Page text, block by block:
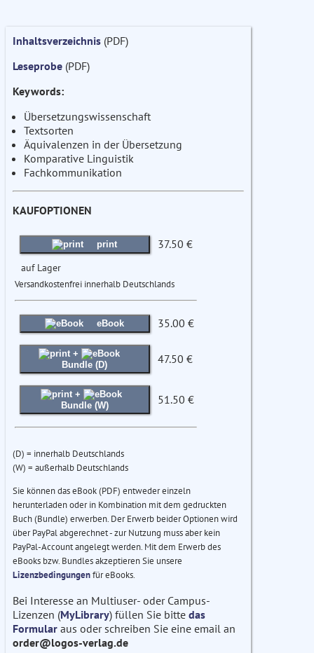
Inhaltsverzeichnis (PDF)
Leseprobe (PDF)
Keywords:
Übersetzungswissenschaft
Textsorten
Äquivalenzen in der Übersetzung
Komparative Linguistik
Fachkommunikation
KAUFOPTIONEN
print 37.50 €
auf Lager
Versandkostenfrei innerhalb Deutschlands
eBook 35.00 €
+
Bundle (D)
47.50 €
+
Bundle (W)
51.50 €
(D) = innerhalb Deutschlands
(W) = außerhalb Deutschlands
Sie können das eBook (PDF) entweder einzeln
herunterladen oder in Kombination mit dem gedruckten
Buch (Bundle) erwerben. Der Erwerb beider Optionen wird
über PayPal abgerechnet - zur Nutzung muss aber kein
PayPal-Account angelegt werden. Mit dem Erwerb des
eBooks bzw. Bundles akzeptieren Sie unsere
Lizenzbedingungenfür eBooks.
Bei Interesse an Multiuser- oder Campus-
Lizenzen (MyLibrary) füllen Sie bitte das
Formular aus oder schreiben Sie eine email an
order@logos-verlag.de